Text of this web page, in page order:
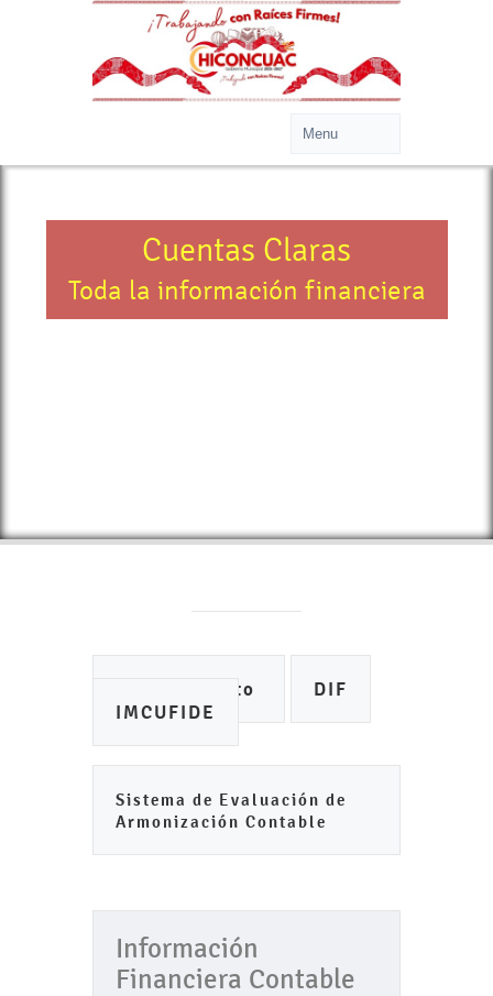
Cuentas Claras
Toda la información financiera
Ayuntamiento
DIF
IMCUFIDE
Sistema de Evaluación de
Armonización Contable
Información
Financiera Contable